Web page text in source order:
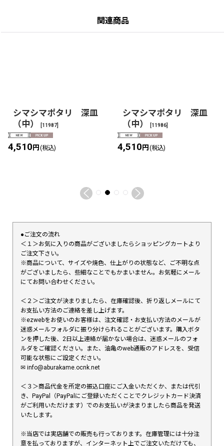
関連商品
シマシマポタリ 深皿
（中）
[11987]
4,510円 (税込)
シマシマポタリ 深皿
（中）
[11986]
4,510円 (税込)
●ご注文の流れ
＜１＞お気に入りの商品がございましたらショッピングカートより
ご注文下さい。
※商品について、サイズや焼色、仕上がりの状態など、ご不明な点
がございましたら、些細なことでもかまいません。お気軽にメール
にてお問い合わせください。
＜２＞ご注文が決まりましたら、在庫確認後、折り返しメールにて
お支払い方法のご連絡を差し上げます。
※ezwebをお使いのお客様は、注文確認・お支払い方法のメールが
迷惑メールフォルダに振り分けられることがございます。購入ボタ
ンを押した後、2日以上連絡が届かない場合は、迷惑メールのフォ
ルダをご確認ください。また、油亀のweb通販のアドレスを、受信
可能な状態にご設定ください。
✉︎ info@aburakame.ocnk.net
＜３＞商品代金を所定の振込口座にご入金いただくか、または代引
き、PayPal（PayPalにご登録いただくことでクレジットカード決済
がご利用いただけます）でのお支払いが決まりましたら商品を発送
いたします。
※当店では実店舗での販売も行っております。在庫管理には十分注
意を払っておりますが、インターネット上でご注文いただけても、